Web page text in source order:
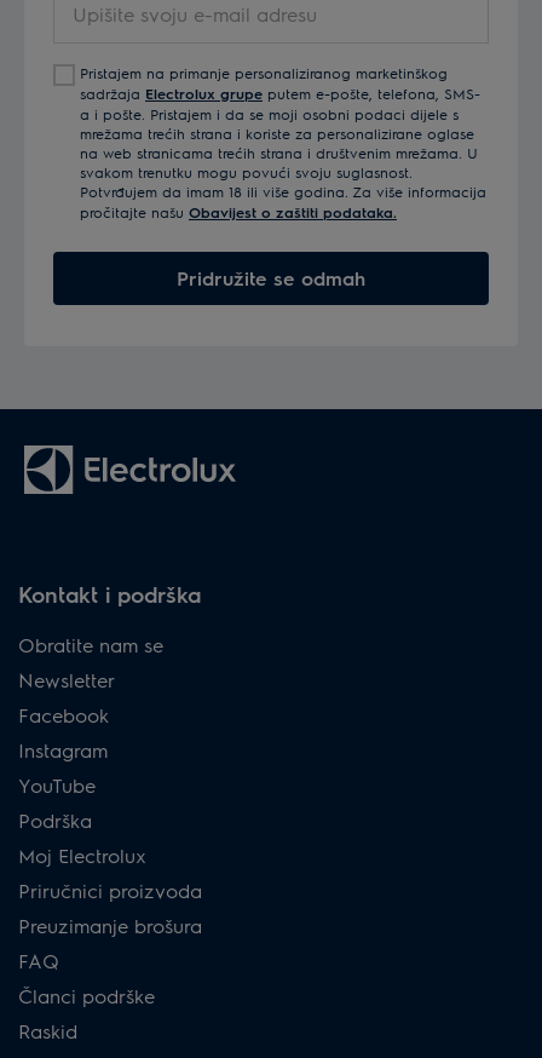
svoju
mail
adresu
Pristajem na primanje personaliziranog marketinškog
sadržaja Electrolux grupe putem e-pošte, telefona, SMS-
a i pošte. Pristajem i da se moji osobni podaci dijele s
mrežama trećih strana i koriste za personalizirane oglase
na web stranicama trećih strana i društvenim mrežama. U
svakom trenutku mogu povući svoju suglasnost.
Potvrđujem da imam 18 ili više godina. Za više informacija
pročitajte našu Obavijest o zaštiti podataka.
Pridružite se odmah
Kontakt i podrška
Obratite nam se
Newsletter
Facebook
Instagram
YouTube
Podrška
Moj Electrolux
Priručnici proizvoda
Preuzimanje brošura
FAQ
Članci podrške
Raskid